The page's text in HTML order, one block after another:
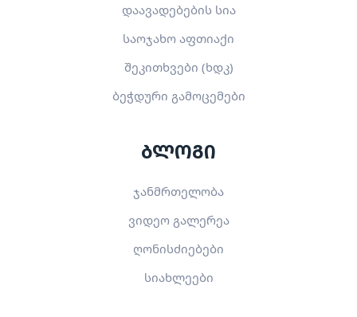
დაავადებების სია
საოჯახო აფთიაქი
შეკითხვები (ხდკ)
ბეჭდური გამოცემები
ბლოგი
ჯანმრთელობა
ვიდეო გალერეა
ღონისძიებები
სიახლეები